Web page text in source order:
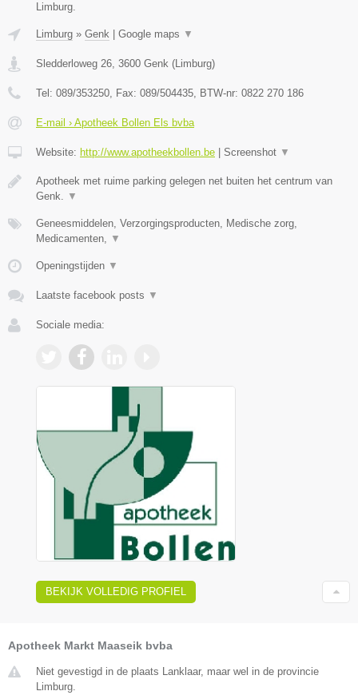
Limburg.
Limburg » Genk Google maps ▼
Sledderloweg 26, 3600 Genk (Limburg)
Tel: 089/353250, Fax: 089/504435, BTW-nr: 0822 270 186
E-mail › Apotheek Bollen Els bvba
Website: http://www.apotheekbollen.be Screenshot ▼
Apotheek met ruime parking gelegen net buiten het centrum van
Genk. ▼
Geneesmiddelen, Verzorgingsproducten, Medische zorg,
Medicamenten, ▼
Openingstijden ▼
Laatste facebook posts ▼
Sociale media:
BEKIJK VOLLEDIG PROFIEL
Apotheek Markt Maaseik bvba
Niet gevestigd in de plaats Lanklaar, maar wel in de provincie
Limburg.